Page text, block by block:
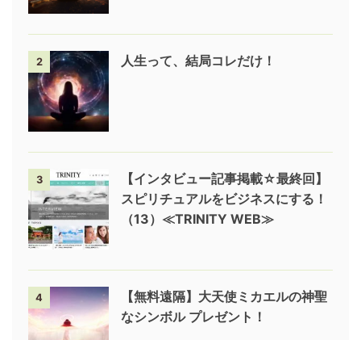
2 人生って、結局コレだけ！
3
【インタビュー記事掲載☆最終回】
スピリチュアルをビジネスにする！
（13）≪TRINITY WEB≫
4
【無料遠隔】大天使ミカエルの神聖
なシンボル プレゼント！